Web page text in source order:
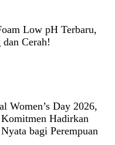
Low pH Terbaru,
Cerah!
Women’s Day 2026,
Komitmen Hadirkan
bagi Perempuan